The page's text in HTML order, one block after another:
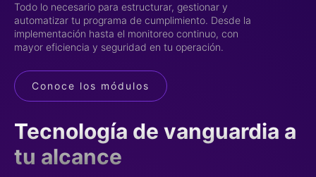
Todo lo necesario para estructurar, gestionar y
automatizar tu programa de cumplimiento. Desde la
implementación hasta el monitoreo continuo, con
mayor eficiencia y seguridad en tu operación.
Conoce los módulos
Tecnología de vanguardia a
tu alcance